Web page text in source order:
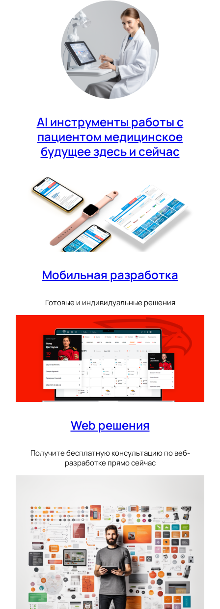
AI инструменты работы с
пациентом медицинское
будущее здесь и сейчас
Мобильная разработка
Готовые и индивидуальные решения
Web решения
Получите бесплатную консультацию по веб-
разработке прямо сейчас